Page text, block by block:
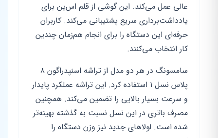
عالی عمل می‌کند. این گوشی از قلم اس‌پن برای
یادداشت‌برداری سریع پشتیبانی می‌کند. کاربران
حرفه‌ای این دستگاه را برای انجام هم‌زمان چندین
کار انتخاب می‌کنند.
سامسونگ در هر دو مدل از تراشه اسنپدراگون ۸
پلاس نسل ۱ استفاده کرد. این تراشه عملکرد پایدار
و سرعت بسیار بالایی را تضمین می‌کند. همچنین
مصرف باتری در این نسل نسبت به گذشته بهینه‌تر
شده است. لولاهای جدید نیز وزن دستگاه را